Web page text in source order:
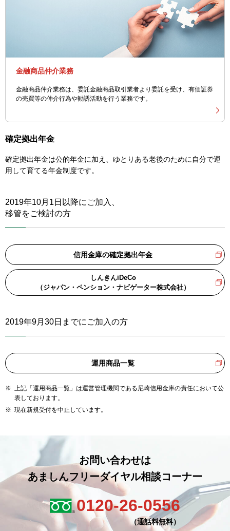
金融商品仲介業務
金融商品仲介業務は、委託金融商品取引業者より委託を受け、有価証券
の売買等の仲介行為や勧誘活動を行う業務です。
確定拠出年金
確定拠出年金は公的年金に加え、ゆとりある老後のために自分で運
用して育てる年金制度です。
2019年10月1日以降にご加入、
移管をご検討の方
信用金庫の確定拠出年金
しんきんiDeCo
（ジャパン・ペンション・ナビゲーター株式会社）
2019年9月30日までにご加入の方
運用商品一覧
上記「運用商品一覧」は運営管理機関である尼崎信用金庫の責任において公
表しております。
現在新規受付を中止しています。
お問い合わせは
あましんフリーダイヤル相談コーナー
0120-26-0556
（通話料無料）